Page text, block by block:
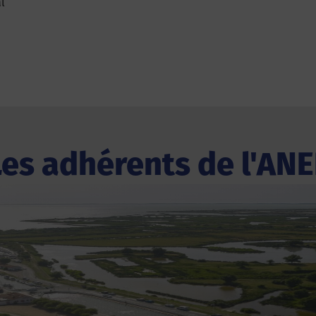
adhérents de